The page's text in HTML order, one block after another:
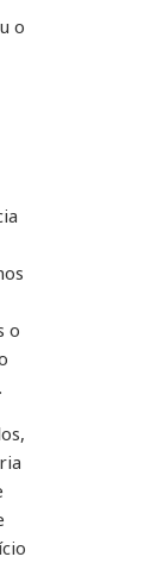
o
o